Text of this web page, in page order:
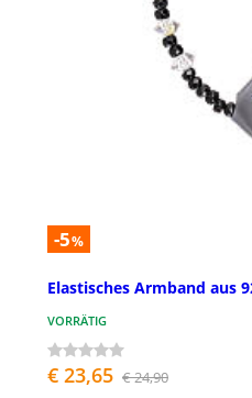
-5%
Elastisches Armband aus
VORRÄTIG
€ 23,65 € 24,90